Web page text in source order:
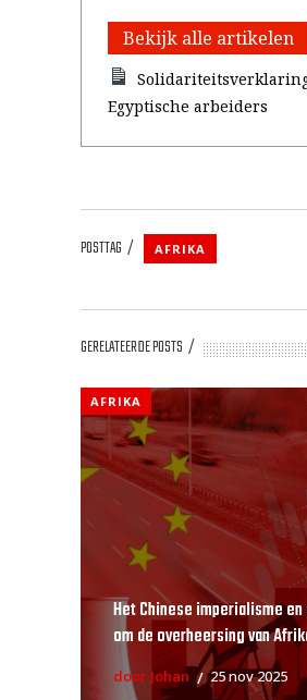
Bekijk alle artikelen
Egyptische arbeiders
POSTTAG AFRIKA
GERELATEERDE POSTS
AFRIKA
Het Chinese imperialisme
om de overheersing van
door Johan 25 nov 2025